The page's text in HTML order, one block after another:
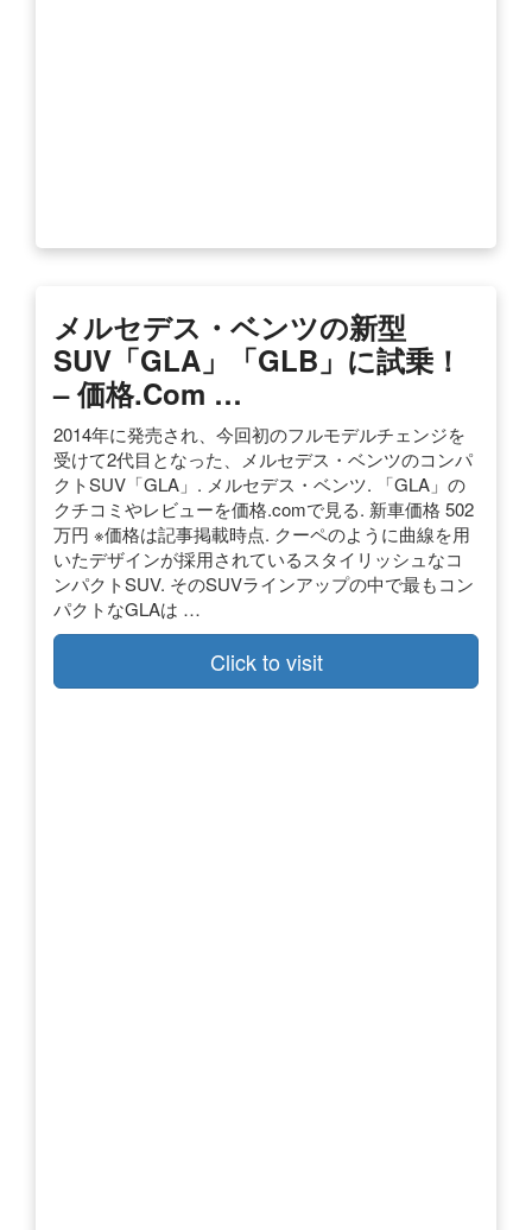
メルセデス・ベンツの新型
SUV「GLA」「GLB」に試乗！
– 価格.com …
2014年に発売され、今回初のフルモデルチェンジを
受けて2代目となった、メルセデス・ベンツのコンパ
クトSUV「GLA」. メルセデス・ベンツ. 「GLA」の
クチコミやレビューを価格.comで見る. 新車価格 502
万円 ※価格は記事掲載時点. クーペのように曲線を用
いたデザインが採用されているスタイリッシュなコ
ンパクトSUV. そのSUVラインアップの中で最もコン
パクトなGLAは …
Click to visit